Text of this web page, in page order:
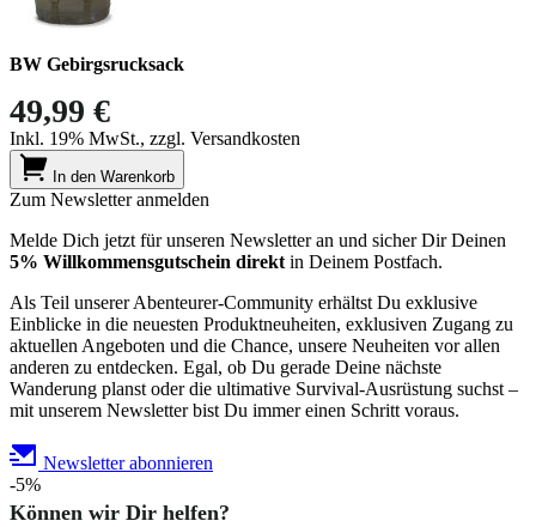
BW Gebirgsrucksack
49,99 €
Inkl. 19% MwSt., zzgl. Versandkosten
In den Warenkorb
Zum Newsletter anmelden
Melde Dich jetzt für unseren Newsletter an und sicher Dir Deinen
5% Willkommensgutschein direkt in Deinem Postfach.
Als Teil unserer Abenteurer-Community erhältst Du exklusive
Einblicke in die neuesten Produktneuheiten, exklusiven Zugang zu
aktuellen Angeboten und die Chance, unsere Neuheiten vor allen
anderen zu entdecken. Egal, ob Du gerade Deine nächste
Wanderung planst oder die ultimative Survival-Ausrüstung suchst –
mit unserem Newsletter bist Du immer einen Schritt voraus.
Newsletter abonnieren
-5%
Können wir Dir helfen?